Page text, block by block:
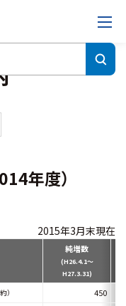
年度）
2015年3月末現在
純増数
(H26.4.1～
H27.3.31)
）
450